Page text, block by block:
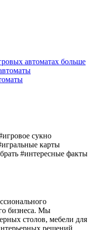
автоматах больше
сукно
карты
#интересные факты
бизнеса. Мы
столов, мебели для
решений